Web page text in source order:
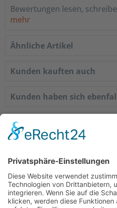
Bewertungen lesen,
mehr
Ähnliche Artikel
Kunden kauften auch
Kunden haben sich
Service Hotline
Informationen
Empfehlungen